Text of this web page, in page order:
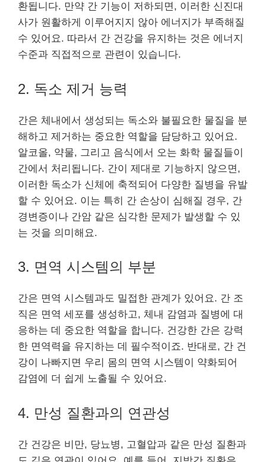
환됩니다. 만약 간 기능이 저하되면, 이러한 신진대
사가 원활하게 이루어지지 않아 에너지가 부족해질
수 있어요. 따라서 간 건강을 유지하는 것은 에너지
수준과 직접적으로 관련이 있습니다.
2. 독소 제거 능력
간은 체내에서 생성되는 독소와 불필요한 물질을 분
해하고 제거하는 중요한 역할을 담당하고 있어요.
알코올, 약물, 그리고 음식에서 오는 화학 물질들이
간에서 처리됩니다. 간이 제대로 기능하지 않으면,
이러한 독소가 신체에 축적되어 다양한 질병을 유발
할 수 있어요. 이는 특히 간 손상이 심해질 경우, 간
경변증이나 간암 같은 심각한 문제가 발생할 수 있
는 것을 의미해요.
3. 면역 시스템의 부분
간은 면역 시스템과도 밀접한 관계가 있어요. 간 조
직은 면역 세포를 생성하고, 체내 감염과 질병에 대
응하는 데 중요한 역할을 합니다. 건강한 간은 강력
한 면역력을 유지하는 데 필수적이죠. 반대로, 간 건
강이 나빠지면 우리 몸의 면역 시스템이 약화되어
감염에 더 쉽게 노출될 수 있어요.
4. 만성 질환과의 연관성
간 건강은 비만, 당뇨병, 고혈압과 같은 만성 질환과